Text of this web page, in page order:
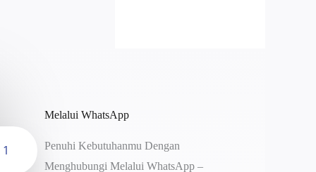
1
Melalui WhatsApp
Penuhi Kebutuhanmu Dengan
Menghubungi Melalui WhatsApp –